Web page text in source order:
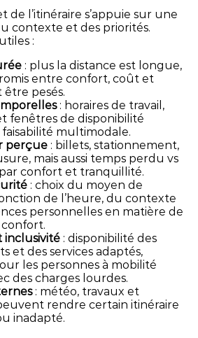
de l’itinéraire s’appuie sur une
contexte et des priorités.
:
: plus la distance est longue,
entre confort, coût et
pesés.
: horaires de travail,
fenêtres de disponibilité
multimodale.
perçue : billets, stationnement,
mais aussi temps perdu vs
confort et tranquillité.
: choix du moyen de
de l’heure, du contexte
personnelles en matière de
inclusivité : disponibilité des
et des services adaptés,
les personnes à mobilité
des charges lourdes.
: météo, travaux et
rendre certain itinéraire
inadapté.